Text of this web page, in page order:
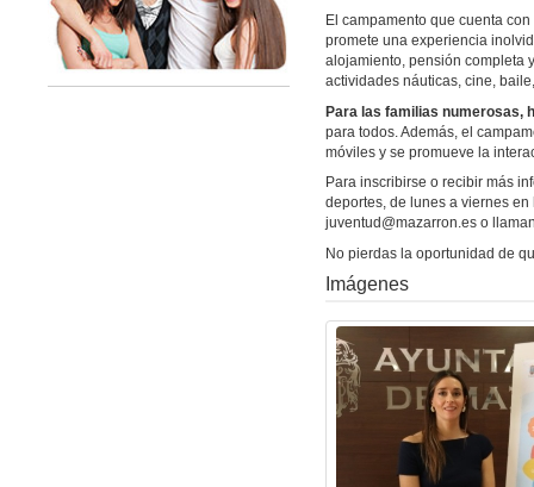
El campamento que cuenta con
promete una experiencia
alojamiento, pensión completa
actividades náuticas, cine,
Para las familias numerosas,
para todos. Además, el
móviles y se promueve la
Para inscribirse o recibir más
deportes, de lunes a viernes
juventud@mazarron.es o
No pierdas la oportunidad de
Imágenes